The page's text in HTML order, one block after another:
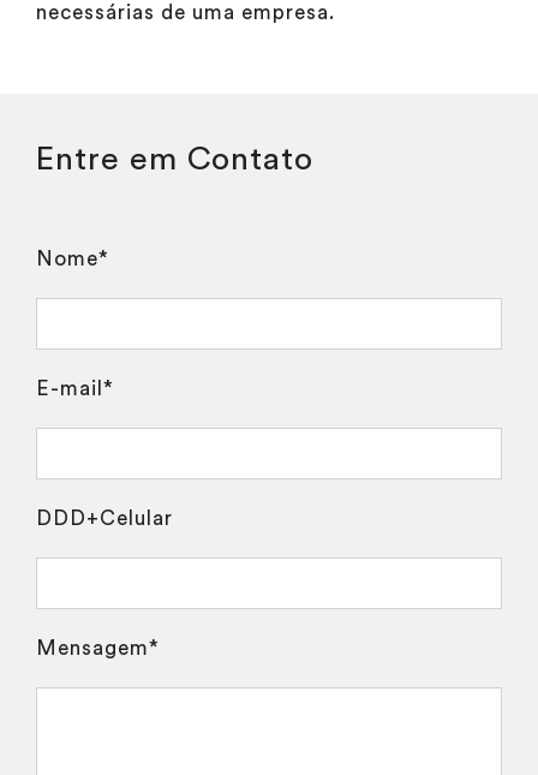
necessárias de uma empresa.
Entre em Contato
Nome*
E-mail*
DDD+Celular
Mensagem*